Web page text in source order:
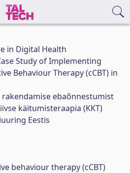
in Digital Health
Study of Implementing
Behaviour Therapy (cCBT) in
rakendamise ebaõnnestumist
käitumisteraapia (KKT)
Eestis
behaviour therapy (cCBT)